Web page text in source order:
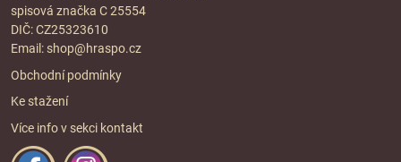
spisová značka C 25554
DIČ: CZ25323610
Email: shop@hraspo.cz
Obchodní podmínky
Ke stažení
Více info v sekci kontakt